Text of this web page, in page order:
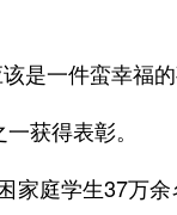
是一件蛮幸福的
获得表彰。
家庭学生37万